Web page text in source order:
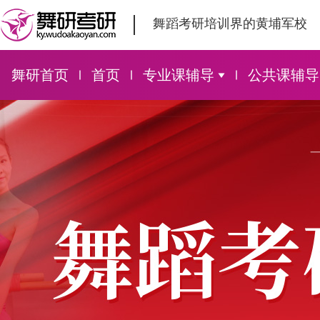
舞蹈考研培训界的黄埔军校
舞研首页 首页 专业课辅导 公共课辅导